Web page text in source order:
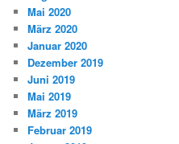
Mai 2020
März 2020
Januar 2020
Dezember 2019
Juni 2019
Mai 2019
März 2019
Februar 2019